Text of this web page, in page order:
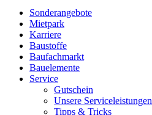
Sonderangebote
Mietpark
Karriere
Baustoffe
Baufachmarkt
Bauelemente
Service
Gutschein
Unsere Serviceleistungen
Tipps & Tricks